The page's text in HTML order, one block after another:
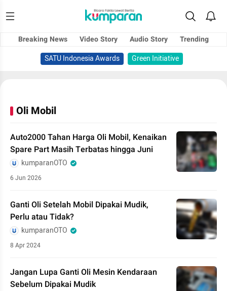
Breaking News Video Story Audio Story
Trending
SATU Indonesia Awards
Green Initiative
Oli Mobil
Auto2000 Tahan Harga Oli Mobil, Kenaikan
Spare Part Masih Terbatas hingga Juni
kumparanOTO
6 Jun 2026
Ganti Oli Setelah Mobil Dipakai Mudik,
Perlu atau Tidak?
kumparanOTO
8 Apr 2024
Jangan Lupa Ganti Oli Mesin Kendaraan
Sebelum Dipakai Mudik